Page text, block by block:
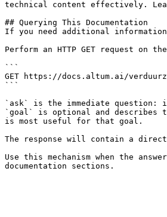
technical content effectively.
## Querying This Documentation
If you need additional
Perform an HTTP GET request on
```
GET https://docs.altum.ai/
```
`ask` is the immediate
`goal` is optional and describes
is most useful for that goal.
The response will contain a direct
Use this mechanism when the